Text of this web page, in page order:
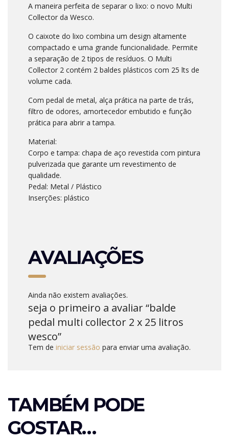
A maneira perfeita de separar o lixo: o novo Multi
Collector da Wesco.
O caixote do lixo combina um design altamente
compactado e uma grande funcionalidade. Permite
a separação de 2 tipos de resíduos. O Multi
Collector 2 contém 2 baldes plásticos com 25 lts de
volume cada.
Com pedal de metal, alça prática na parte de trás,
filtro de odores, amortecedor embutido e função
prática para abrir a tampa.
Material:
Corpo e tampa: chapa de aço revestida com pintura
pulverizada que garante um revestimento de
qualidade.
Pedal: Metal / Plástico
Inserções: plástico
AVALIAÇÕES
Ainda não existem avaliações.
seja o primeiro a avaliar “balde
pedal multi collector 2 x 25 litros
wesco”
Tem de iniciar sessão para enviar uma avaliação.
TAMBÉM PODE
GOSTAR…